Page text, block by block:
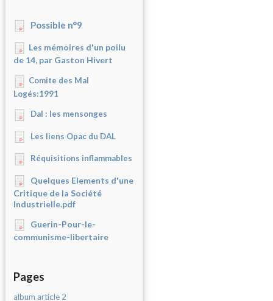
Possible n°9
Les mémoires d'un poilu
de 14, par Gaston Hivert
Comite des Mal
Logés:1991
Dal : les mensonges
Les liens Opac du DAL
Réquisitions inflammables
Quelques Elements d'une
Critique de la Société
Industrielle.pdf
Guerin-Pour-le-
communisme-libertaire
Pages
album article 2